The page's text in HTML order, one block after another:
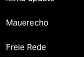
Mauerecho
Freie Rede